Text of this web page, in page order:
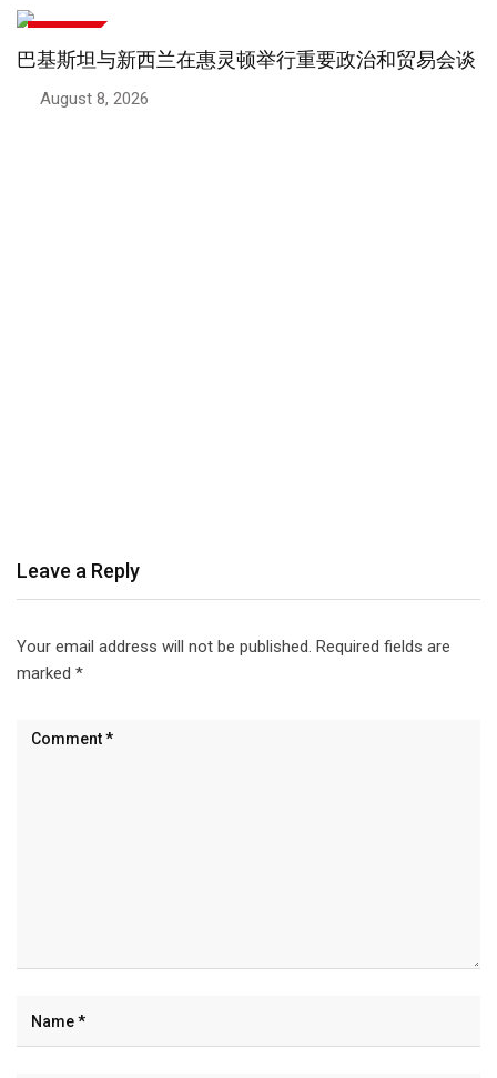
巴基斯坦、沙特阿拉伯和土耳其签署联合防御协议
August 7, 2026
Leave a Reply
Your email address will not be published. Required fields are
marked *